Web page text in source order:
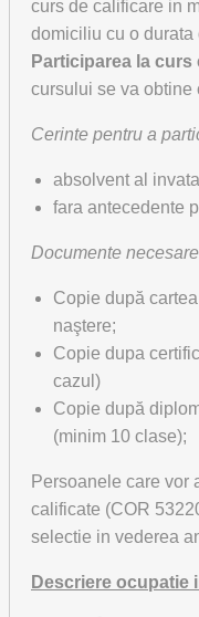
curs de calificare in
domiciliu cu o durata
Participarea la curs
cursului se va obtine
Cerinte pentru a
absolvent al
fara antecedente
Documente
Copie după
naştere;
Copie dupa
cazul)
Copie după
(minim 10 clase);
Persoanele care vor
calificate (COR
selectie in vederea
Descriere ocupatie